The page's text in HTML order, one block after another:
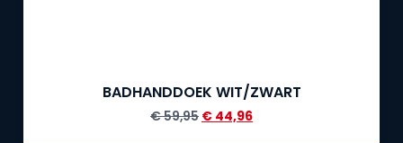
BADHANDDOEK WIT/ZWART
€59,95 € 44,96